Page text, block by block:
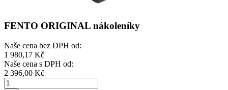
FENTO ORIGINAL nákoleníky
Naše cena bez DPH od:
1 980,17 Kč
Naše cena s DPH od:
2 396,00 Kč